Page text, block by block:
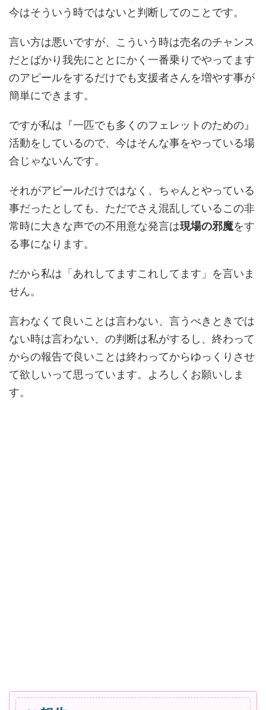
今はそういう時ではないと判断してのことです。
言い方は悪いですが、こういう時は売名のチャンス
だとばかり我先にととにかく一番乗りでやってます
のアピールをするだけでも支援者さんを増やす事が
簡単にできます。
ですが私は『一匹でも多くのフェレットのための』
活動をしているので、今はそんな事をやっている場
合じゃないんです。
それがアピールだけではなく、ちゃんとやっている
事だったとしても、ただでさえ混乱しているこの非
常時に大きな声での不用意な発言は現場の邪魔をす
る事になります。
だから私は「あれしてますこれしてます」を言いま
せん。
言わなくて良いことは言わない、言うべきときでは
ない時は言わない、の判断は私がするし、終わって
からの報告で良いことは終わってからゆっくりさせ
て欲しいって思っています。よろしくお願いしま
す。